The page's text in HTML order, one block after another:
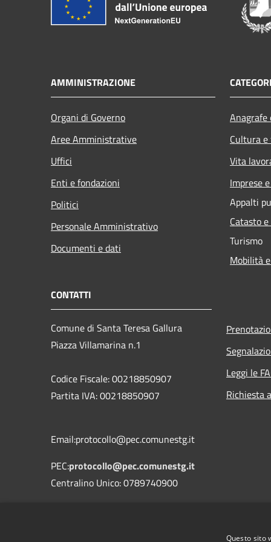
AMMINISTRAZIONE
Organi di Governo
Aree Amministrative
Uffici
Enti e fondazioni
Politici
Personale Amministrativo
Documenti e dati
Cultura
Vita
Imprese
Appalti
Catasto
Turismo
Mobilità
CONTATTI
Comune di Santa Teresa Gallura
Piazza Villamarina n.1
Codice Fiscale: 00218850907
Partita IVA: 00218850907
Email:protocollo@pec.comunestg.it
PEC:protocollo@pec.comunestg.it
Centralino Unico: 0789740900
Leggi le
Richiesta
Questo sito